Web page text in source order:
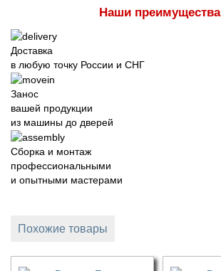
Наши преимущества
Доставка
в любую точку России и СНГ
Занос
вашей продукции
из машины до дверей
Сборка и монтаж
профессиональными
и опытными мастерами
Похожие товары